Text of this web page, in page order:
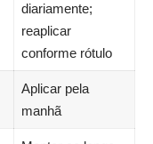
diariamente;
reaplicar
conforme rótulo
Aplicar pela
manhã